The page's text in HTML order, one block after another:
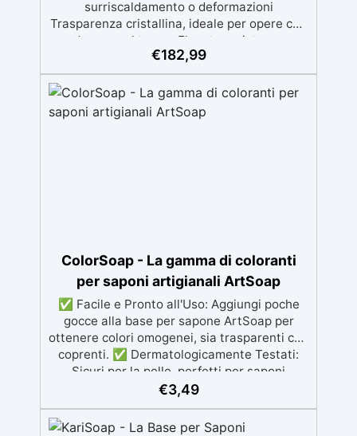
surriscaldamento o deformazioni
Trasparenza cristallina, ideale per opere che
durano nel tempo Elevata resistenza
meccanica contro graffi e usura, garantendo
un risultato duraturo Protezione anti-UV
avanzata per prevenire l’ingiallimento nel
tempo Formula a bassa viscosità per
lavorazioni prolungate e correzioni facili
€182,99
ColorSoap - La gamma di coloranti
per saponi artigianali ArtSoap
✅ Facile e Pronto all'Uso: Aggiungi poche
gocce alla base per sapone ArtSoap per
ottenere colori omogenei, sia trasparenti che
coprenti. ✅ Dermatologicamente Testati:
Sicuri per la pelle, perfetti per saponi
artigianali. ✅ Economico e Conveniente: 60
✅ Resistente nel Tempo: Mantiene la
€3,49